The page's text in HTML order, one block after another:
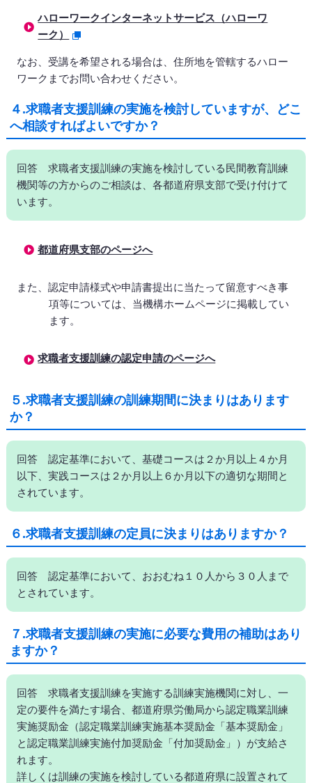
ハローワークインターネットサービス（ハローワ
ーク）
なお、受講を希望される場合は、住所地を管轄するハロー
ワークまでお問い合わせください。
４.求職者支援訓練の実施を検討していますが、どこ
へ相談すればよいですか？
回答 求職者支援訓練の実施を検討している民間教育訓練
機関等の方からのご相談は、各都道府県支部で受け付けて
います。
都道府県支部のページへ
また、認定申請様式や申請書提出に当たって留意すべき事
項等については、当機構ホームページに掲載してい
ます。
求職者支援訓練の認定申請のページへ
５.求職者支援訓練の訓練期間に決まりはあります
か？
回答 認定基準において、基礎コースは２か月以上４か月
以下、実践コースは２か月以上６か月以下の適切な期間と
されています。
６.求職者支援訓練の定員に決まりはありますか？
回答 認定基準において、おおむね１０人から３０人まで
とされています。
７.求職者支援訓練の実施に必要な費用の補助はあり
ますか？
回答 求職者支援訓練を実施する訓練実施機関に対し、一
定の要件を満たす場合、都道府県労働局から認定職業訓練
実施奨励金（認定職業訓練実施基本奨励金「基本奨励金」
と認定職業訓練実施付加奨励金「付加奨励金」）が支給さ
れます。
詳しくは訓練の実施を検討している都道府県に設置されて